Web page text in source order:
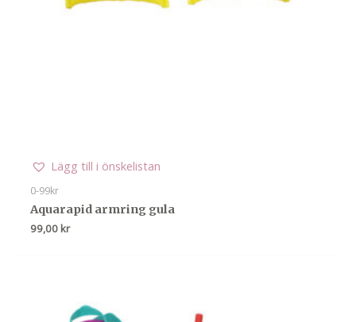
Lägg till i önskelistan
0-99kr
Aquarapid armring gula
99,00 kr